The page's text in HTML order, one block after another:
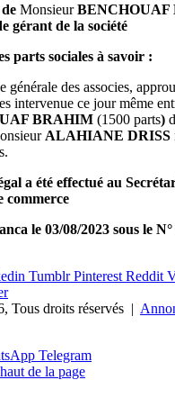
MonsieurBENCHOUAF
gérant de la société
parts sociales à savoir :
générale des associes,
intervenue ce jour même
BRAHIM (1500 parts)
ALAHIANE DRISS
a été effectué au
commerce
le 03/08/2023 sous le
Tumblr Pinterest Reddit
Tous droits réservés |
Telegram
de la page